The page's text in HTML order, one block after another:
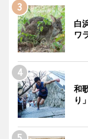
白
ワ
和
り